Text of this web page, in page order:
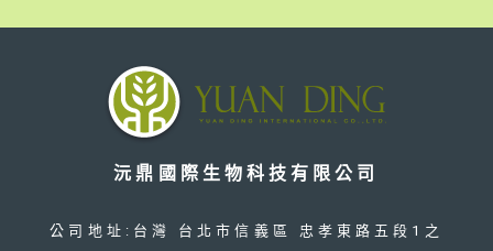
沅鼎國際生物科技有限公司
公司地址:台灣 台北市信義區 忠孝東路五段1之